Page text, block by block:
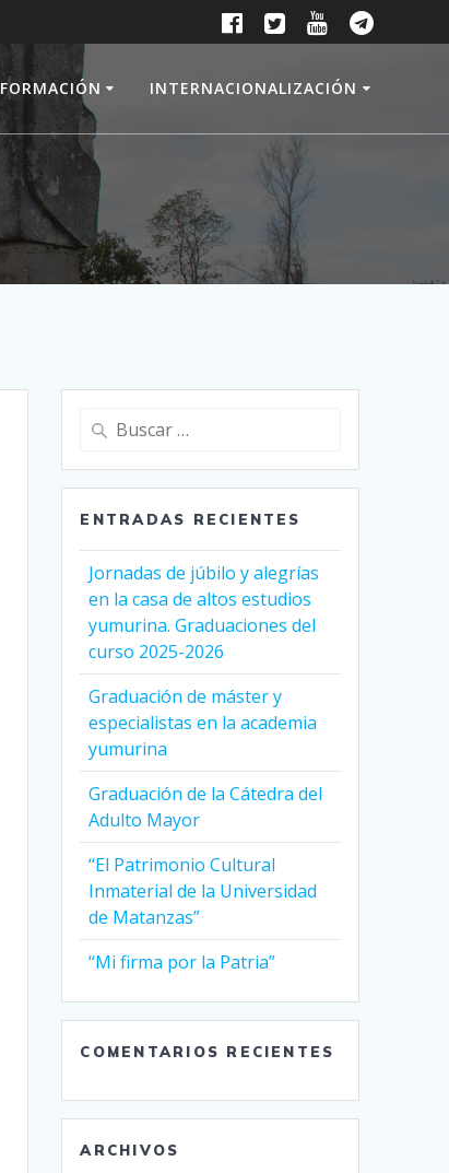
FORMACIÓN INTERNACIONALIZACIÓN
Buscar:
ENTRADAS RECIENTES
Jornadas de júbilo y alegrías
en la casa de altos estudios
yumurina. Graduaciones del
curso 2025-2026
Graduación de máster y
especialistas en la academia
yumurina
Graduación de la Cátedra del
Adulto Mayor
“El Patrimonio Cultural
Inmaterial de la Universidad
de Matanzas”
“Mi firma por la Patria”
COMENTARIOS RECIENTES
ARCHIVOS